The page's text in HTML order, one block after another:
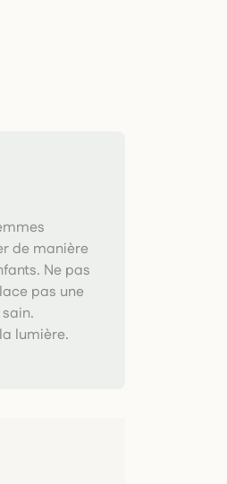
de manière
Ne pas
pas une
lumière.